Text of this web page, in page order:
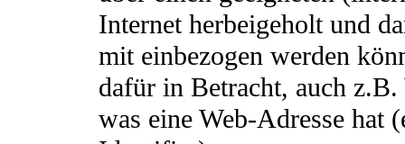
Internet herbeigeholt und
mit einbezogen werden
dafür in Betracht, auch
was eine Web-Adresse